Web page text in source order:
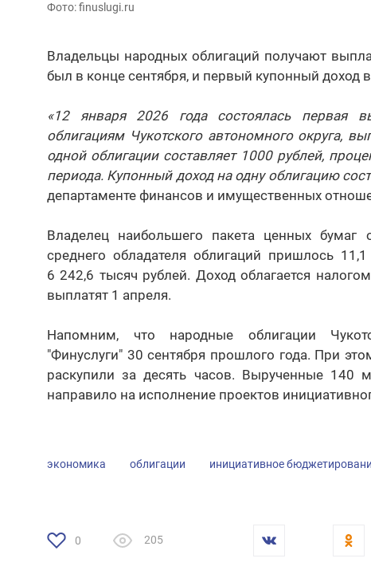
Фото: finuslugi.ru
Владельцы народных облигаций получают
был в конце сентября, и первый купонный доход
«12 января 2026 года состоялась первая
облигациям Чукотского автономного округа,
одной облигации составляет 1000 рублей,
периода. Купонный доход на одну облигацию
департаменте финансов и имущественных
Владелец наибольшего пакета ценных
среднего обладателя облигаций пришлось
6 242,6 тысяч рублей. Доход облагается
выплатят 1 апреля.
Напомним, что народные облигации
"Финуслуги" 30 сентября прошлого года. При
раскупили за десять часов. Вырученные 140
направило на исполнение проектов
экономика облигации инициативное
0 205